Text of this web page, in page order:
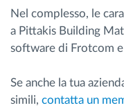
Nel complesso, le
a Pittakis Building
software di Frotcom
Se anche la tua
simili, contatta un